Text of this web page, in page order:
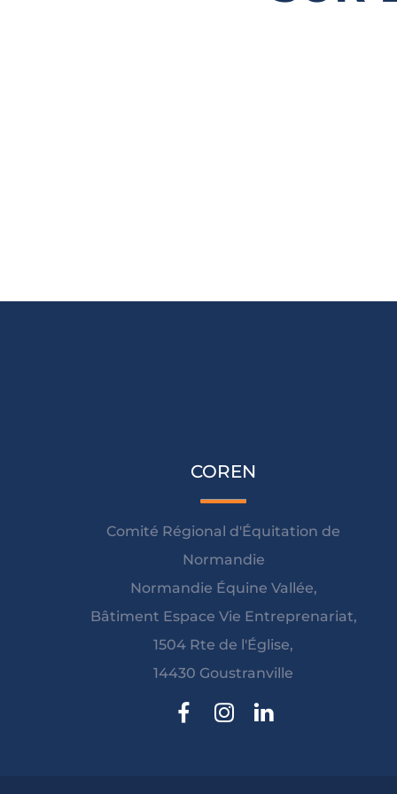
COREN
Comité Régional d'Équitation de
Normandie
Normandie Équine Vallée,
Bâtiment Espace Vie Entreprenariat,
1504 Rte de l'Église,
14430 Goustranville